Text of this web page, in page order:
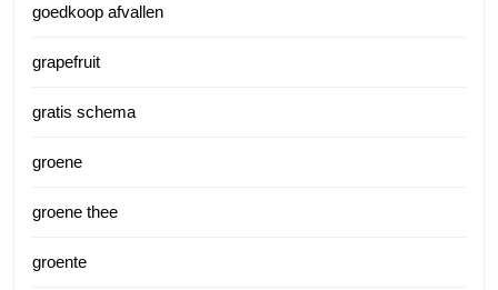
goedkoop afvallen
grapefruit
gratis schema
groene
groene thee
groente